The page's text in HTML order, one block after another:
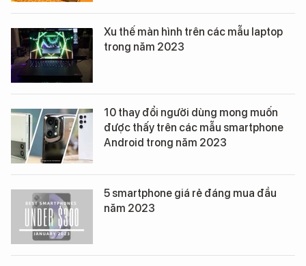
Xu thế màn hình trên các mẫu laptop
trong năm 2023
10 thay đổi người dùng mong muốn
được thấy trên các mẫu smartphone
Android trong năm 2023
5 smartphone giá rẻ đáng mua đầu
năm 2023